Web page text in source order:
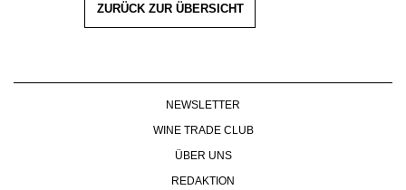
ZURÜCK ZUR ÜBERSICHT
NEWSLETTER
WINE TRADE CLUB
ÜBER UNS
REDAKTION